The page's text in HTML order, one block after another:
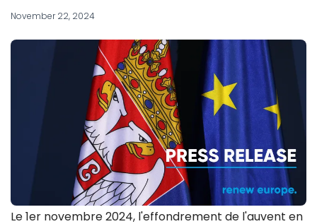
November 22, 2024
Le 1er novembre 2024, l'effondrement de l'auvent en